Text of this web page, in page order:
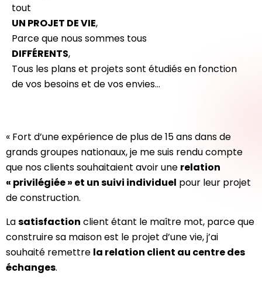
tout
UN PROJET DE VIE,
Parce que nous sommes tous
DIFFÉRENTS,
Tous les plans et projets sont étudiés en fonction
de vos besoins et de vos envies…
« Fort d’une expérience de plus de 15 ans dans de
grands groupes nationaux, je me suis rendu compte
que nos clients souhaitaient avoir une relation
« privilégiée » et un suivi individuel pour leur projet
de construction.
Lasatisfaction client étant le maître mot, parce que
construire sa maison est le projet d’une vie, j’ai
souhaité remettre la relation client au centre des
échanges.